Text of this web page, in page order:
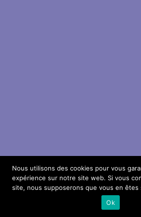
Nous utilisons des cookies pour vous
expérience sur notre site web. Si vous
site, nous supposerons que vous en êtes
Ok